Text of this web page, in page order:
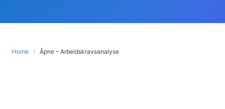
Home Åpne – Arbeidskravsanalyse